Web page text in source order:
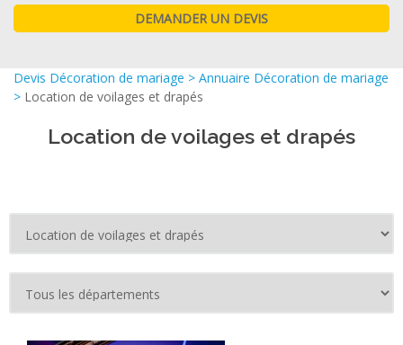
Devis Décoration de mariage > Annuaire Décoration de mariage
> Location de voilages et drapés
Location de voilages et drapés